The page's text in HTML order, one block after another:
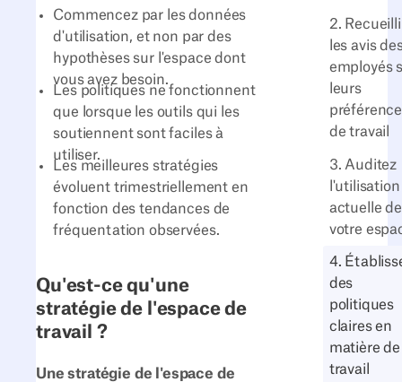
2.
les avis
employés
leurs
de travail
3. Auditez
l'utilisation
actuelle de
votre
4.
des
politiques
claires en
matière de
travail
Commencez par les données
d'utilisation, et non par des
hypothèses sur l'espace dont
vous avez besoin.
Les politiques ne fonctionnent
que lorsque les outils qui les
soutiennent sont faciles à
utiliser.
Les meilleures stratégies
évoluent trimestriellement en
fonction des tendances de
fréquentation observées.
Qu'est-ce qu'une
stratégie de l'espace de
travail ?
Une stratégie de l'espace de